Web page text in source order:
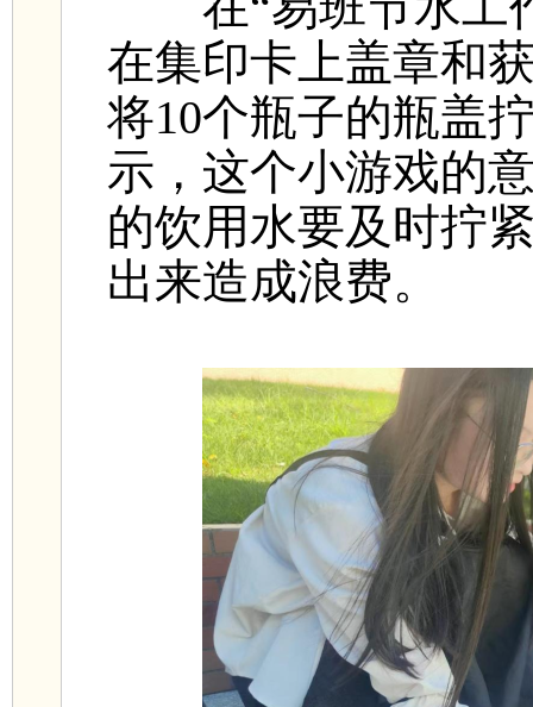
在集印卡上盖章和
将10个瓶子的瓶盖
示，这个小游戏的
的饮用水要及时拧
出来造成浪费。